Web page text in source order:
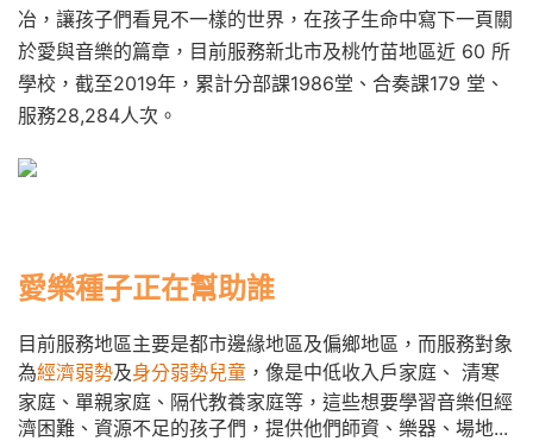
冶，讓孩子們看見不一樣的世界，在孩子生命中寫下一頁關
於愛與音樂的篇章，目前服務新北市及桃竹苗地區近 60 所
學校，截至2019年，累計分部課1986堂、合奏課179 堂、
服務28,284人次。
愛樂種子正在幫助誰
目前服務地區主要是都市邊緣地區及偏鄉地區，而服務對象
為經濟弱勢及身分弱勢兒童 ，像是中低收入戶家庭、 清寒
家庭、單親家庭、隔代教養家庭等，這些想要學習音樂但經
濟困難、資源不足的孩子們，提供他們師資、樂器、場地...